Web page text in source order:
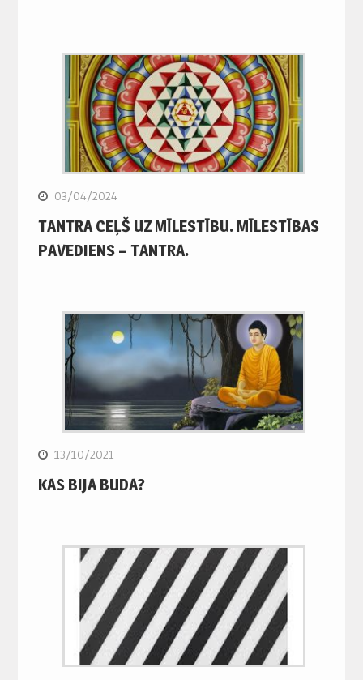
03/04/2024
TANTRA CEĻŠ UZ MĪLESTĪBU. MĪLESTĪBAS
PAVEDIENS – TANTRA.
13/10/2021
KAS BIJA BUDA?